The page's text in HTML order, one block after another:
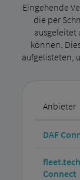
Eingehende
die per
ausgeleitet
können.
aufgelisteten,
Anbieter
DAF
fleet.tech
Connect